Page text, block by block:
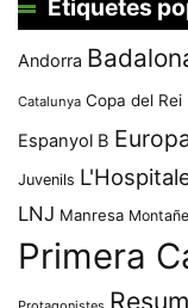
Etiquetes
Andorra
Catalunya Copa del Rei
Espanyol B
Juvenils
LNJ Manresa
Primera
Resum